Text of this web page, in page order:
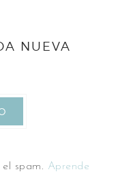
NUEVA
spam. Aprende